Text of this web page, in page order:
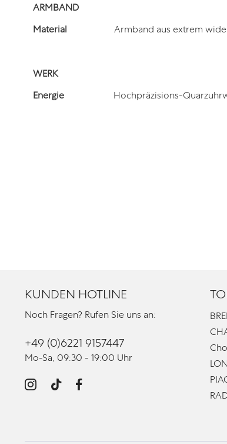
ARMBAND
Material
Armband aus extrem
WERK
Energie
Hochpräzisions-
KUNDEN HOTLINE
Noch Fragen? Rufen Sie uns an:
+49 (0)6221 9157447
Mo-Sa, 09:30 - 19:00 Uhr